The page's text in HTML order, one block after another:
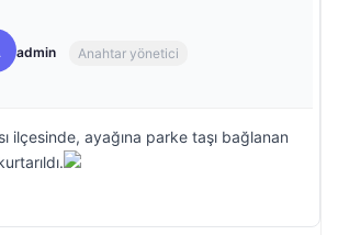
admin Anahtar yönetici
ilçesinde, ayağına parke taşı bağlanan